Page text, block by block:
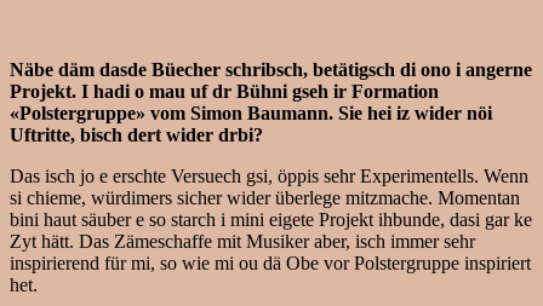
Näbe däm dasde Büecher schribsch, betätigsch di ono i angerne
Projekt. I hadi o mau uf dr Bühni gseh ir Formation
«Polstergruppe» vom Simon Baumann. Sie hei iz wider nöi
Uftritte, bisch dert wider drbi?
Das isch jo e erschte Versuech gsi, öppis sehr Experimentells. Wenn
si chieme, würdimers sicher wider überlege mitzmache. Momentan
bini haut säuber e so starch i mini eigete Projekt ihbunde, dasi gar ke
Zyt hätt. Das Zämeschaffe mit Musiker aber, isch immer sehr
inspirierend für mi, so wie mi ou dä Obe vor Polstergruppe inspiriert
het.